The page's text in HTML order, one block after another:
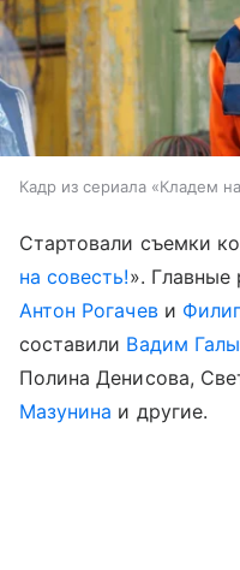
Кадр из сериала «Кладем
Стартовали съемки
на совесть!». Главные
Антон Рогачеви
составили Вадим
Полина Денисова,
Мазунина и другие.